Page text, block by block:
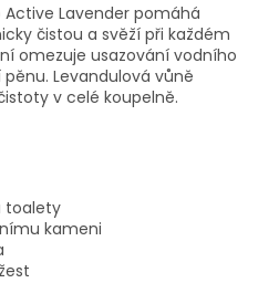
Active Lavender pomáhá
čistou a svěží při každém
omezuje usazování vodního
Levandulová vůně
v celé koupelně.
toalety
kameni